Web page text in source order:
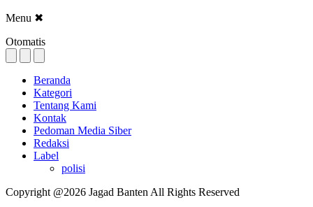
Menu ✖
Otomatis
Beranda
Kategori
Tentang Kami
Kontak
Pedoman Media Siber
Redaksi
Label
polisi
Copyright @2026 Jagad Banten All Rights Reserved